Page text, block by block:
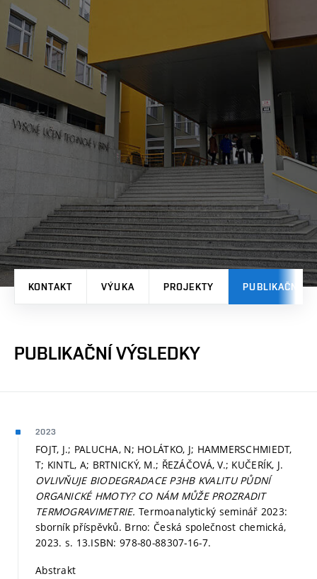
KONTAKT VÝUKA PROJEKTY PUBLIKAČNÍ
PUBLIKAČNÍ VÝSLEDKY
2023
FOJT, J.; PALUCHA, N; HOLÁTKO, J; HAMMERSCHMIEDT,
T; KINTL, A; BRTNICKÝ, M.; ŘEZÁČOVÁ, V.; KUČERÍK, J.
OVLIVŇUJE BIODEGRADACE P3HB KVALITU PŮDNÍ
ORGANICKÉ HMOTY? CO NÁM MŮŽE PROZRADIT
TERMOGRAVIMETRIE.Termoanalytický seminář 2023:
sborník příspěvků. Brno: Česká společnost chemická,
2023. s. 13.ISBN: 978-80-88307-16-7.
Abstrakt